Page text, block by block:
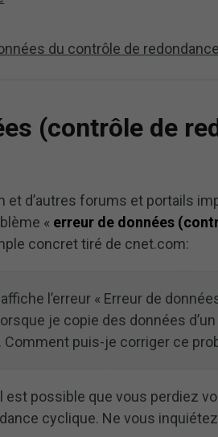
du contrôle de
(contrôle de
et d’autres forums et portails
« erreur de données
concret tiré de cnet.com:
l’erreur « Erreur de
je copie des données
Comment puis-je corriger ce
est possible que vous perdiez
cyclique. Ne vous